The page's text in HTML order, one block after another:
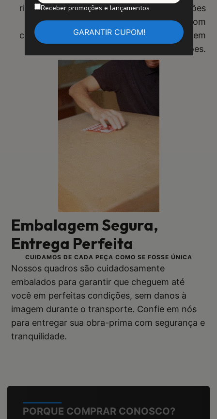
Receber promoções e lançamentos
risco de quedas. Diga adeus às preocupações
com fitas adesivas instáveis. Compre com
confiança e desfrute de sua obra de arte sem
preocupações.
Embalagem Segura,
Entrega Perfeita
CUIDAMOS DE CADA PEÇA COMO SE FOSSE ÚNICA
Nossos quadros são cuidadosamente
embalados para garantir que cheguem até
você em perfeitas condições, sem danos à
imagem durante o transporte. Confie em nós
para entregar sua obra-prima com segurança e
tranquilidade.
PORQUE COMPRAR CONOSCO?